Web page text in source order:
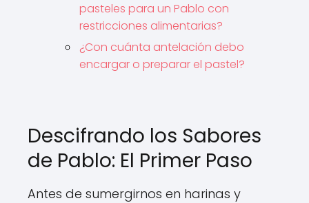
pasteles para un Pablo con
restricciones alimentarias?
¿Con cuánta antelación debo
encargar o preparar el pastel?
Descifrando los Sabores
de Pablo: El Primer Paso
Antes de sumergirnos en harinas y